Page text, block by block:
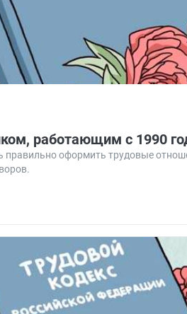
работающим с 1990
правильно оформить трудовые